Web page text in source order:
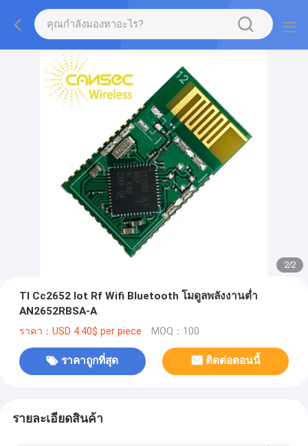
2/2
TI Cc2652 Iot Rf Wifi Bluetooth โมดูลพลังงานต่ำ
AN2652RBSA-A
ราคา：USD 4.40$ per piece MOQ：100
ราคาถูกที่สุด ติดต่อตอนนี้
รายละเอียดสินค้า